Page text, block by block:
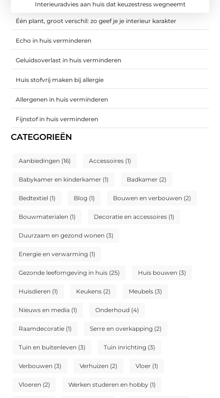
Interieuradvies aan huis dat keuzestress wegneemt
Één plant, groot verschil: zo geef je je interieur karakter
Echo in huis verminderen
Geluidsoverlast in huis verminderen
Huis stofvrij maken bij allergie
Allergenen in huis verminderen
Fijnstof in huis verminderen
CATEGORIEËN
Aanbiedingen (16) Accessoires (1)
Babykamer en kinderkamer (1) Badkamer (2)
Bedtextiel (1) Blog (1) Bouwen en verbouwen (2)
Bouwmaterialen (1) Decoratie en accessoires (1)
Duurzaam en gezond wonen (3)
Energie en verwarming (1)
Gezonde leefomgeving in huis (25) Huis bouwen (3)
Huisdieren (1) Keukens (2) Meubels (3)
Nieuws en media (1) Onderhoud (4)
Raamdecoratie (1) Serre en overkapping (2)
Tuin en buitenleven (3) Tuin inrichting (3)
Verbouwen (3) Verhuizen (2) Vloer (1)
Vloeren (2) Werken studeren en hobby (1)